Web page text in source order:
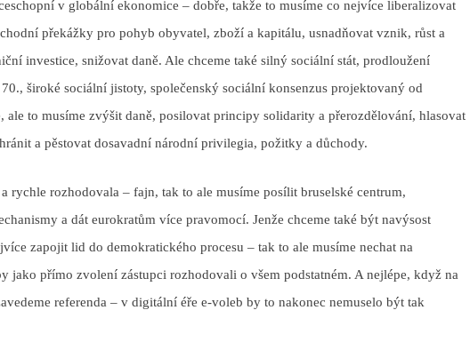
v globální ekonomice – dobře, takže to musíme co nejvíce liberalizovat
překážky pro pohyb obyvatel, zboží a kapitálu, usnadňovat vznik, růst a
investice, snižovat daně. Ale chceme také silný sociální stát, prodloužení
široké sociální jistoty, společenský sociální konsenzus projektovaný od
ale to musíme zvýšit daně, posilovat principy solidarity a přerozdělování, hlasovat
a pěstovat dosavadní národní privilegia, požitky a důchody.
rychle rozhodovala – fajn, tak to ale musíme posílit bruselské centrum,
a dát eurokratům více pravomocí. Jenže chceme také být navýsost
zapojit lid do demokratického procesu – tak to ale musíme nechat na
jako přímo zvolení zástupci rozhodovali o všem podstatném. A nejlépe, když na
referenda – v digitální éře e-voleb by to nakonec nemuselo být tak